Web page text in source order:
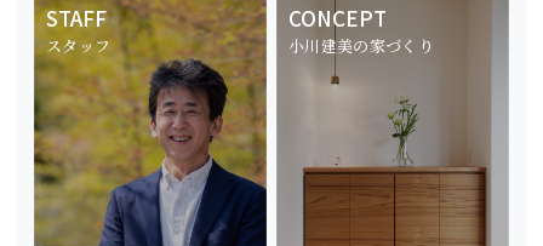
STAFF
スタッフ
CONCEPT
小川建美の家づくり